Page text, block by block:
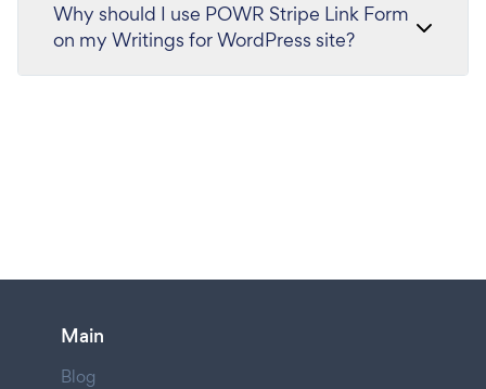
Why should I use POWR Stripe Link Form
on my Writings for WordPress site?
Main
Blog